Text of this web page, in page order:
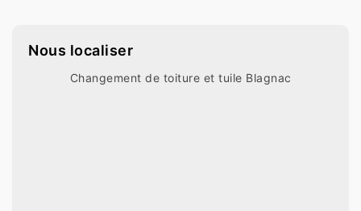
Nous localiser
Changement de toiture et tuile Blagnac